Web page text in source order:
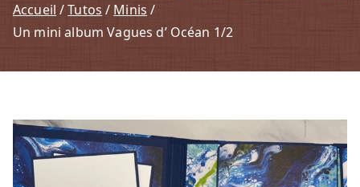
Accueil Tutos
Minis
Un mini album Vagues d’ Océan 1/2